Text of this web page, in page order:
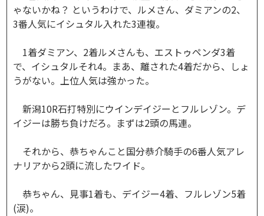
ゃないかね？ というわけで、ルメさん、ダミアンの2、
3番人気にイシュタル入れた3連複。
1着ダミアン、2着ルメさんも、エストゥペンダ3着
で、イシュタルそれ4。まあ、離された4着だから、しょ
うがない。上位人気は強かった。
新潟10R石打特別にウインデイジーとフルレゾン。デ
イジーは勝ち負けだろ。まずは2頭の馬連。
それから、恭ちゃんこと国分恭介騎手の6番人気アレ
ナリアから2頭に流したワイド。
恭ちゃん、見事1着も、デイジー4着、フルレゾン5着
(涙)。